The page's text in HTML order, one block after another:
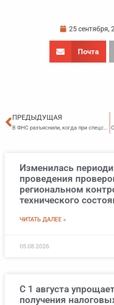
25 сентября,
Почта
Пред
ПРЕДЫДУЩАЯ
В ФНС разъяснили, когда при спецставке НДС можно выписать счет‑фактуру со ставкой 20%
Изменилась
проведения
региональном
технического
ЧИТАТЬ ДАЛЕЕ »
05.08.2026
С 1 августа
получения